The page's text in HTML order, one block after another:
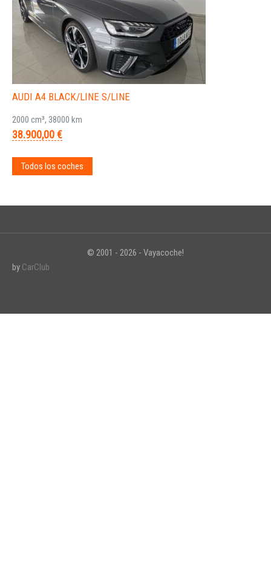
AUDI A4 BLACK/LINE S/LINE
2000 cm³, 38000 km
38.900,00 €
Todos los coches
© 2001 - 2026 - Vayacoche!
by CarClub